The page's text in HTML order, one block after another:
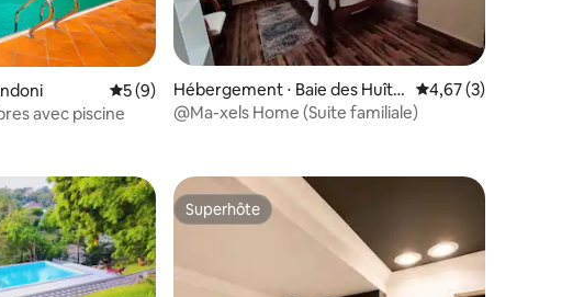
de 6 commentaires : 5 sur 5
Évaluation moyenne sur la base de 9 commentaires : 5 sur 5
5 (9)
avec piscine
Hébergement ⋅ Baie des Huîtr
es
Évaluation
4,67 (3)
@Ma-xels Home (Suite familiale)
Superhôte
Superhôte